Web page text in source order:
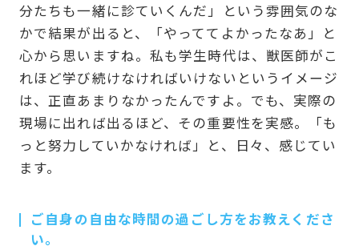
分たちも一緒に診ていくんだ」という雰囲気のな
かで結果が出ると、「やっててよかったなあ」と
心から思いますね。私も学生時代は、獣医師がこ
れほど学び続けなければいけないというイメージ
は、正直あまりなかったんですよ。でも、実際の
現場に出れば出るほど、その重要性を実感。「も
っと努力していかなければ」と、日々、感じてい
ます。
ご自身の自由な時間の過ごし方をお教えくださ
い。